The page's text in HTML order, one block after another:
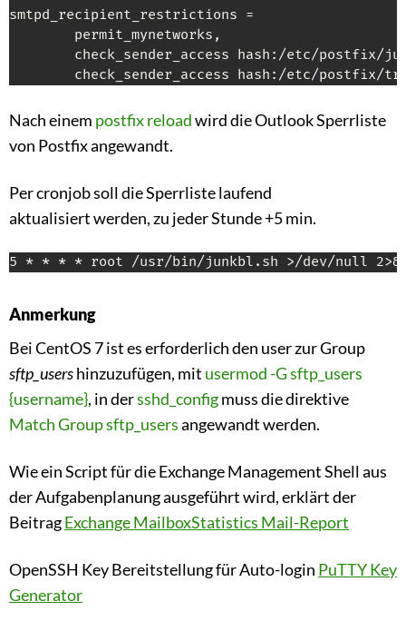
smtpd_recipient_restrictions =
        permit_mynetworks,
check_sender_access hash:/etc/postfix/
check_sender_access hash:/etc/postfix/
Nach einem postfix reloadwird die Outlook Sperrliste
von Postfix angewandt.
Per cronjob soll die Sperrliste laufend
aktualisiert werden, zu jeder Stunde +5 min.
5 * * * * root /usr/bin/junkbl.sh >/dev/null
Anmerkung
Bei CentOS 7 ist es erforderlich den user zur Group
sftp_usershinzuzufügen, mit usermod -G sftp_users
{username}, in dersshd_configmuss die direktive
Match Group sftp_usersangewandt werden.
Wie ein Script für die Exchange Management Shell aus
der Aufgabenplanung ausgeführt wird, erklärt der
BeitragExchange MailboxStatistics Mail-Report
OpenSSH Key Bereitstellung für Auto-login PuTTY Key
Generator